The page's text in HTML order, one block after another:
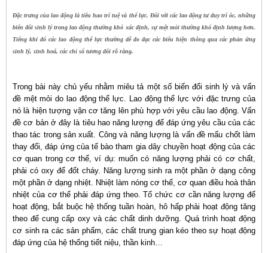
Đặc trưng của lao động là tiêu hao trí tuệ và thể lực. Đối với các lao động tư duy trí óc, những
biến đổi sinh lý trong lao động thường khó xác định, sự mệt mỏi thường khó định lượng hơn.
Tiếng khi đó các lao động thể lực thường dễ đo đạc các biểu hiện thông qua các phản ứng
sinh lý, sinh hoá, các chỉ số tương đối rõ ràng.
Trong bài này chủ yếu nhằm miêu tả một số biến đổi sinh lý và vấn
đề mệt mỏi do lao động thể lực. Lao động thể lực với đặc trưng của
nó là hiện tượng vận cơ tăng lên phù hợp với yêu cầu lao động. Vấn
đề cơ bản ở đây là tiêu hao năng lượng để đáp ứng yêu cầu của các
thao tác trong sản xuất. Công và năng lượng là vấn đề mấu chốt làm
thay đổi, đáp ứng của tế bào tham gia dây chuyền hoạt động của các
cơ quan trong cơ thể, ví dụ: muốn có năng lượng phải có cơ chất,
phải có oxy để đốt cháy. Năng lượng sinh ra một phần ở dạng công
một phần ở dạng nhiệt. Nhiệt làm nóng cơ thể, cơ quan điều hoà thân
nhiệt của cơ thể phải đáp ứng theo. Tổ chức cơ cần năng lượng để
hoạt động, bắt buộc hệ thống tuần hoàn, hô hấp phải hoạt động tăng
theo để cung cấp oxy và các chất dinh dưỡng. Quá trình hoạt động
cơ sinh ra các sản phẩm, các chất trung gian kéo theo sự hoạt động
đáp ứng của hệ thống tiết niệu, thần kinh…